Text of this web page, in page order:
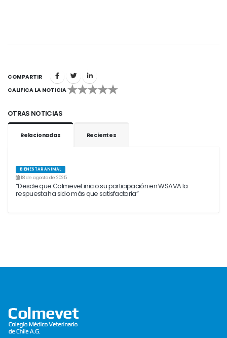
COMPARTIR
CALIFICA LA NOTICIA
1 2 3 4 5
OTRAS NOTICIAS
Relacionadas Recientes
BIENESTAR ANIMAL
18 de agosto de 2025
“Desde que Colmevet inicio su participación en WSAVA la
respuesta ha sido más que satisfactoria”